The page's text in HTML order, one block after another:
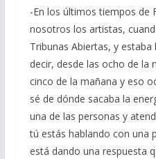
-En los últimos tiempos de
nosotros los artistas,
Tribunas Abiertas, y
decir, desde las ocho de la
cinco de la mañana y eso
sé de dónde sacaba la
una de las personas y
tú estás hablando con una
está dando una respuesta